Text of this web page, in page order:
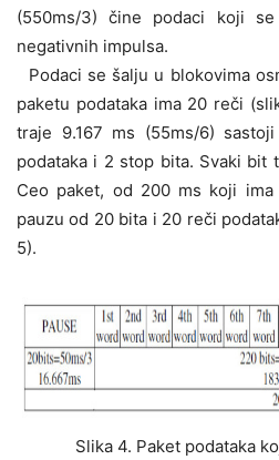
(550ms/3) čine podaci koji
negativnih impulsa.
Podaci se šalju u blokovima
paketu podataka ima 20 reči
traje 9.167 ms (55ms/6)
podataka i 2 stop bita. Svaki bit
Ceo paket, od 200 ms koji
pauzu od 20 bita i 20 reči
5).
Slika 4. Paket podataka